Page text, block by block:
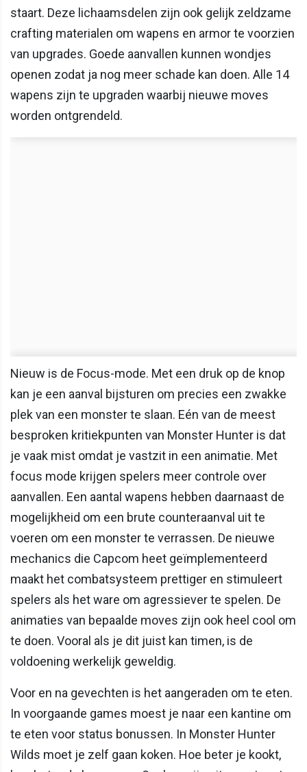
staart. Deze lichaamsdelen zijn ook gelijk zeldzame
crafting materialen om wapens en armor te voorzien
van upgrades. Goede aanvallen kunnen wondjes
openen zodat ja nog meer schade kan doen. Alle 14
wapens zijn te upgraden waarbij nieuwe moves
worden ontgrendeld.
Nieuw is de Focus-mode. Met een druk op de knop
kan je een aanval bijsturen om precies een zwakke
plek van een monster te slaan. Eén van de meest
besproken kritiekpunten van Monster Hunter is dat
je vaak mist omdat je vastzit in een animatie. Met
focus mode krijgen spelers meer controle over
aanvallen. Een aantal wapens hebben daarnaast de
mogelijkheid om een brute counteraanval uit te
voeren om een monster te verrassen. De nieuwe
mechanics die Capcom heet geïmplementeerd
maakt het combatsysteem prettiger en stimuleert
spelers als het ware om agressiever te spelen. De
animaties van bepaalde moves zijn ook heel cool om
te doen. Vooral als je dit juist kan timen, is de
voldoening werkelijk geweldig.
Voor en na gevechten is het aangeraden om te eten.
In voorgaande games moest je naar een kantine om
te eten voor status bonussen. In Monster Hunter
Wilds moet je zelf gaan koken. Hoe beter je kookt,